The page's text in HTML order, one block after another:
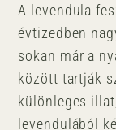
A levendula
évtizedben
sokan már a
között tartják
különleges
levendulából